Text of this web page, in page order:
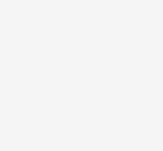
1% œuvres
Réseau